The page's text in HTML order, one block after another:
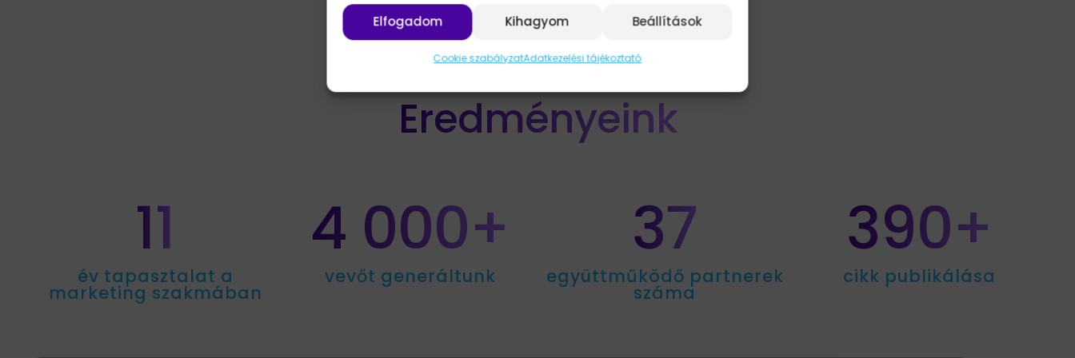
Elfogadom Kihagyom Beállítások
Cookie szabályzatAdatkezelési tájékoztató
AMIKET EDDIG ELÉRTÜNK
Eredményeink
11
év tapasztalat a
marketing szakmában
4 000+
vevőt generáltunk
37
együttműködő partnerek
száma
390+
cikk publikálása